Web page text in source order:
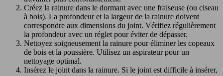
Créez la rainure dans le dormant avec une fraiseuse (ou ciseau
à bois). La profondeur et la largeur de la rainure doivent
correspondre aux dimensions du joint. Vérifiez régulièrement
la profondeur avec un réglet pour éviter de dépasser.
Nettoyez soigneusement la rainure pour éliminer les copeaux
de bois et la poussière. Utilisez un aspirateur pour un
nettoyage optimal.
Insérez le joint dans la rainure. Si le joint est difficile à insérer,